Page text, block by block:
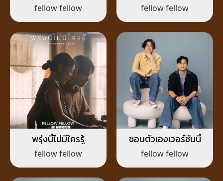
fellow fellow fellow fellow
พรุ่งนี้ไม่มีใครรู้
fellow fellow
ชอบตัวเองเวอร์ชันนี้
fellow fellow